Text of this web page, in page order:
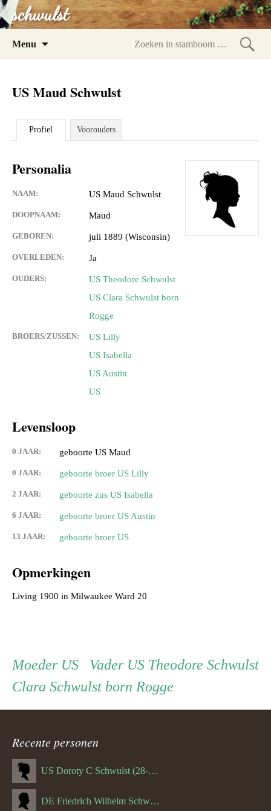
schwulst
Menu
US Maud Schwulst
Profiel Voorouders
Personalia
NAAM: US Maud Schwulst
DOOPNAAM: Maud
GEBOREN: juli 1889 (Wisconsin)
OVERLEDEN: Ja
OUDERS:
US Theodore Schwulst
US Clara Schwulst born
Rogge
BROERS/ZUSSEN:
US Lilly
US Isabella
US Austin
US
Levensloop
0 JAAR: geboorte US Maud
0 JAAR: geboorte broer US Lilly
2 JAAR: geboorte zus US Isabella
6 JAAR: geboorte broer US Austin
13 JAAR: geboorte broer US
Opmerkingen
Persoon
ouder
navigatie
Vader Vader
US Theodore Schwulst
Moeder Moeder
US
Clara Schwulst born Rogge
Recente personen
US Doroty C Schwulst (28-12-1919)
DE Friedrich Wilhelm Schwulst